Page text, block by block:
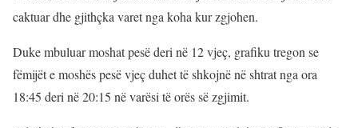
caktuar dhe gjithçka varet nga koha kur zgjohen.
Duke mbuluar moshat pesë deri në 12 vjeç, grafiku tregon se
fëmijët e moshës pesë vjeç duhet të shkojnë në shtrat nga ora
18:45 deri në 20:15 në varësi të orës së zgjimit.